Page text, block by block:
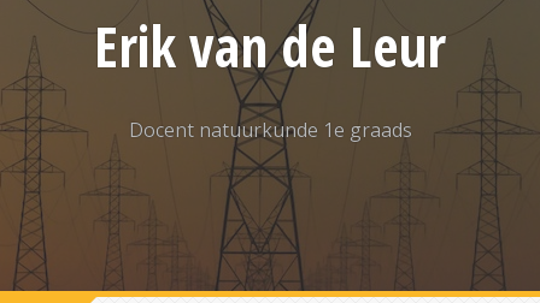
Erik van de Leur
Docent natuurkunde 1e graads